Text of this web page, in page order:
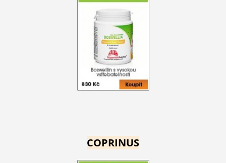
COPRINUS